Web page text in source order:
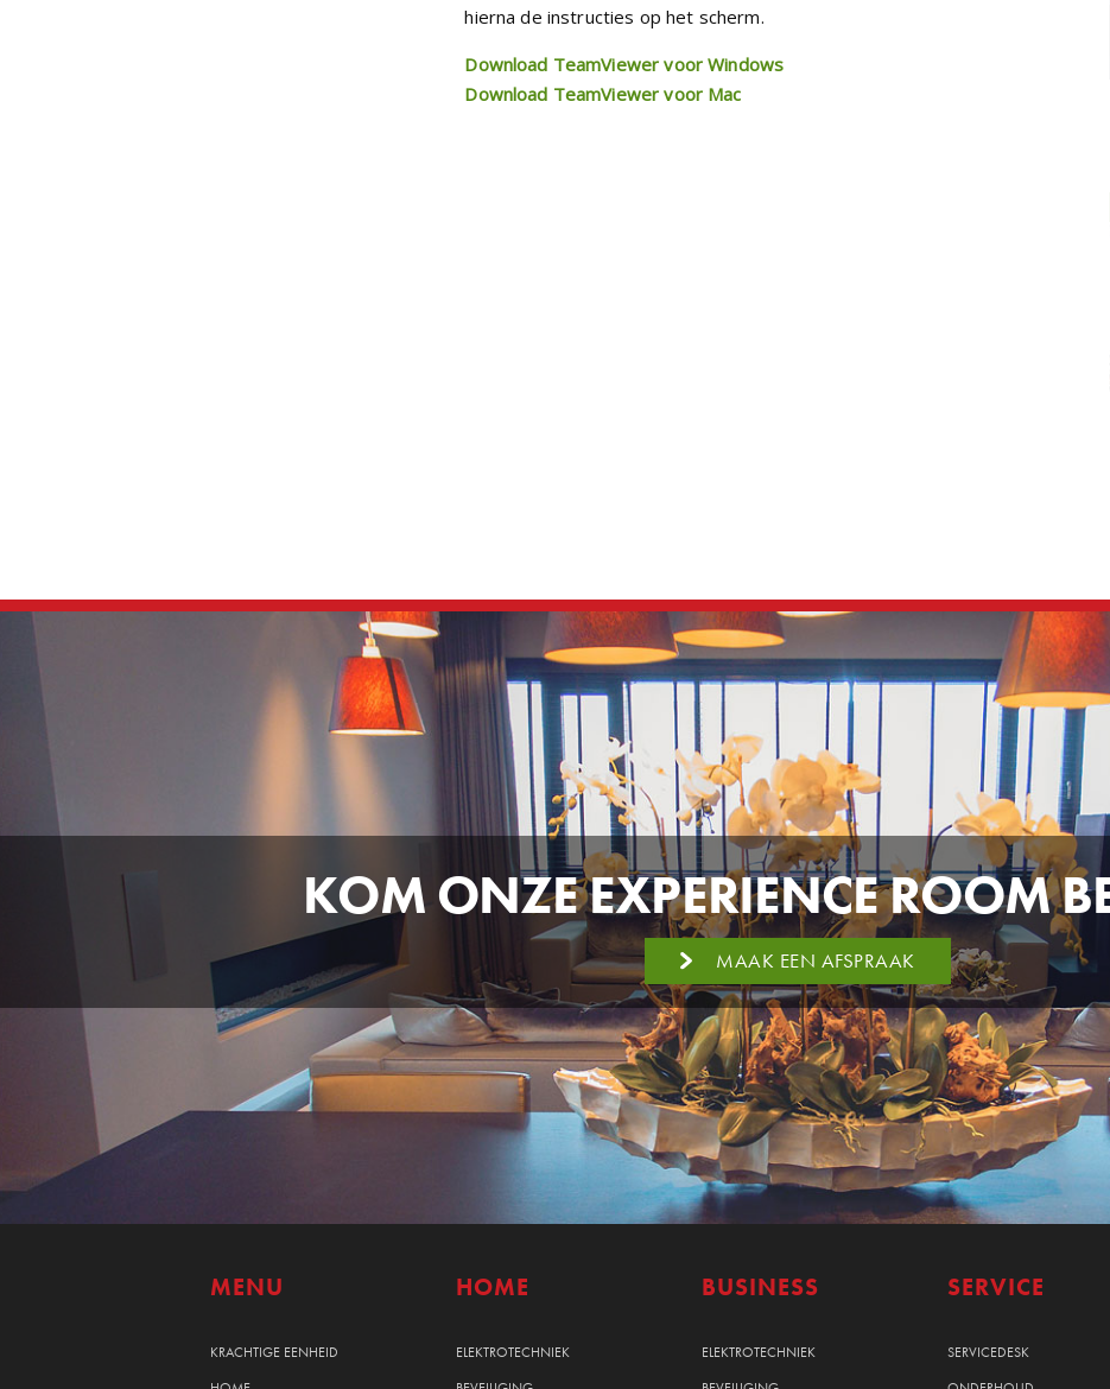
hierna de instructies op het scherm.
Download TeamViewer voor Windows
Download TeamViewer voor Mac
KOM ONZE EXPERIENCE ROOM
MAAK EEN AFSPRAAK
MENU
KRACHTIGE EENHEID
HOME
ELEKTROTECHNIEK
BUSINESS
ELEKTROTECHNIEK
SERVICE
SERVICEDESK